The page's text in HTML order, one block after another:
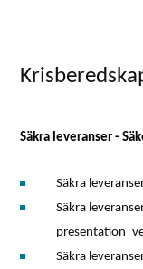
Säkra leveranser -
Säkra
Säkra
Säkra